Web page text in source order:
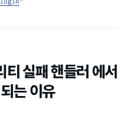
실패 핸들러 에서
되는 이유